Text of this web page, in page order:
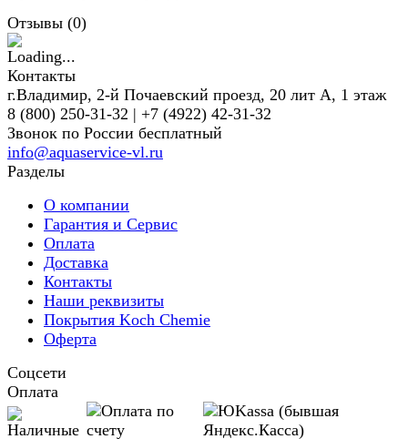
Отзывы (0)
Контакты
г.Владимир, 2-й Почаевский проезд, 20 лит А, 1 этаж
8 (800) 250-31-32 | +7 (4922) 42-31-32
Звонок по России бесплатный
info@aquaservice-vl.ru
Разделы
О компании
Гарантия и Сервис
Оплата
Доставка
Контакты
Наши реквизиты
Покрытия Koch Chemie
Оферта
Соцсети
Оплата